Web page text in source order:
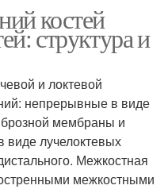
костей
структура и
и локтевой
непрерывные в виде
мембраны и
лучелоктевых
Межкостная
межкостными